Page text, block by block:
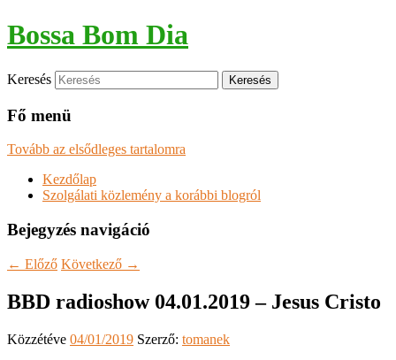
Bossa Bom Dia
Keresés
Fő menü
Tovább az elsődleges tartalomra
Kezdőlap
Szolgálati közlemény a korábbi blogról
Bejegyzés navigáció
← Előző Következő →
BBD radioshow 04.01.2019 – Jesus Cristo
Közzétéve 04/01/2019 Szerző: tomanek